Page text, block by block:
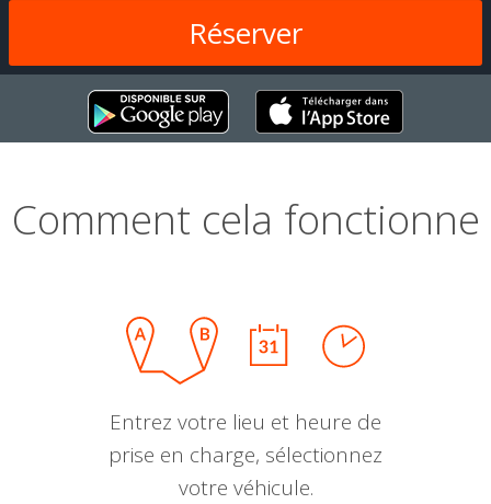
Comment cela fonctionne
Entrez votre lieu et heure de
prise en charge, sélectionnez
votre véhicule.